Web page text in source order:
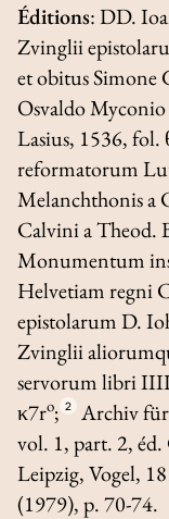
Éditions:DD.
Zvinglii
et obitus Simone
Osvaldo
Lasius, 1536, fol.
reformatorum
Melanchthonis a
Calvini a Theod.
Monumentum
Helvetiam regni
epistolarum D.
Zvinglii
servorum libri
κ7ro; 2 Archiv für
vol. 1, part. 2,
Leipzig, Vogel,
(1979), p. 70-74.